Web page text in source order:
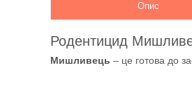
Опис
Родентицид
Мишливець – це готова до